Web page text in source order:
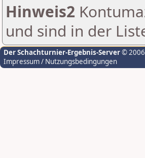
Hinweis2
und sind in der
Der Schachturnier-Ergebnis-Server©
Impressum / Nutzungsbedingungen